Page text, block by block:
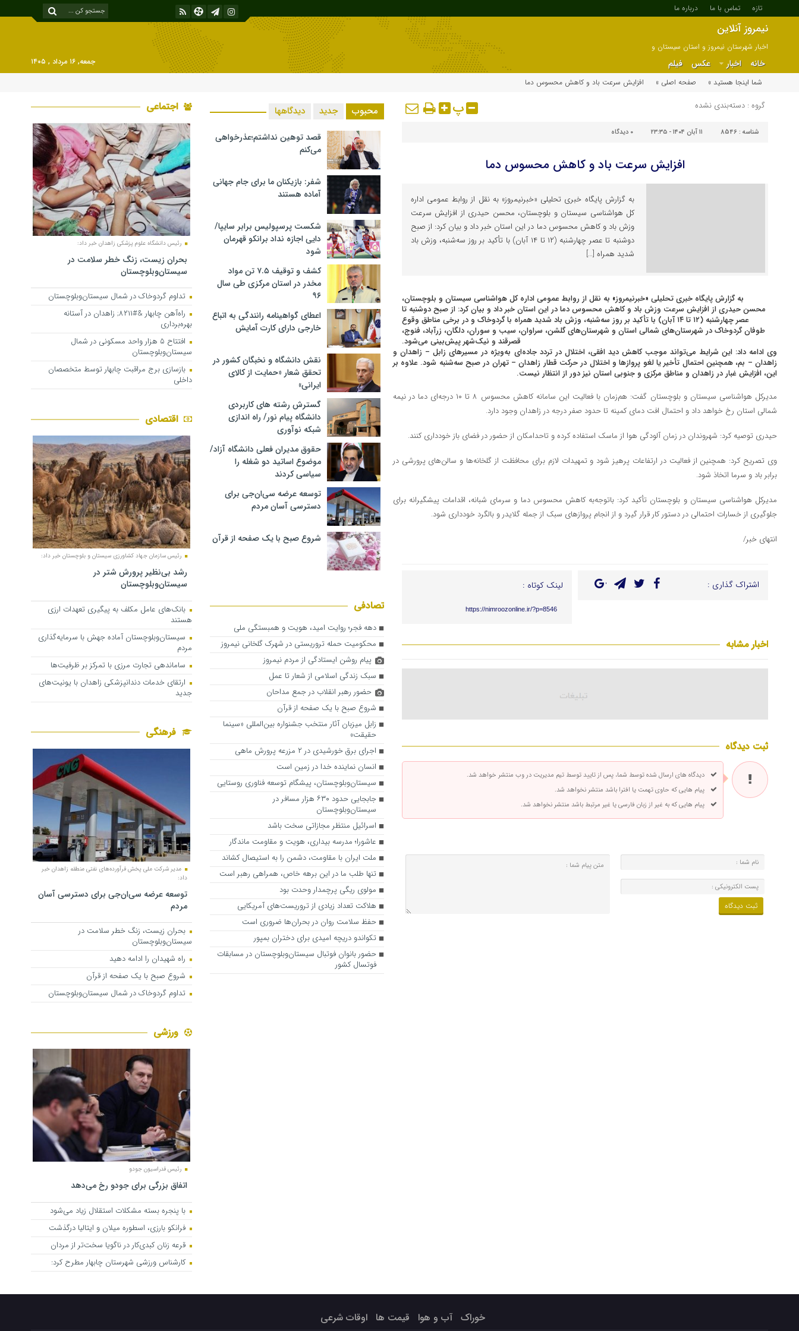
تازه تماس با ما درباره ما
نیمروز آنلاین
اخبار شهرستان نیمروز و استان سیستان و
بلوچستان
خانه اخبار عکس فیلم
جمعه, ۱۶ مرداد , ۱۴۰۵
شما اینجا هستید »
صفحه اصلی » افزایش سرعت باد و کاهش محسوس دما
گروه : دسته‌بندی نشده پ
شناسه : 8546 ۱۱ آبان ۱۴۰۴ - ۲۳:۳۵ ۰ دیدگاه
افزایش سرعت باد و کاهش محسوس دما
به گزارش پایگاه خبری تحلیلی «خبرنیمروز» به نقل از روابط عمومی اداره
کل هواشناسی سیستان و بلوچستان، محسن حیدری از افزایش سرعت
وزش باد و کاهش محسوس دما در این استان خبر داد و بیان کرد: از صبح
دوشنبه تا عصر چهارشنبه (۱۲ تا ۱۴ آبان) با تأکید بر روز سه‌شنبه، وزش باد
شدید همراه […]
به گزارش پایگاه خبری تحلیلی «خبرنیمروز» به نقل از روابط عمومی اداره کل هواشناسی سیستان و بلوچستان،
محسن حیدری از افزایش سرعت وزش باد و کاهش محسوس دما در این استان خبر داد و بیان کرد: از صبح دوشنبه تا
عصر چهارشنبه (۱۲ تا ۱۴ آبان) با تأکید بر روز سه‌شنبه، وزش باد شدید همراه با گردوخاک و در برخی مناطق وقوع
طوفان گردوخاک در شهرستان‌های شمالی استان و شهرستان‌های گلشن، سراوان، سیب و سوران، دلگان، زرآباد، فنوج،
قصرقند و نیک‌شهر پیش‌بینی می‌شود.
وی ادامه داد: این شرایط می‌تواند موجب کاهش دید افقی، اختلال در تردد جاده‌ای به‌ویژه در مسیرهای زابل – زاهدان و
زاهدان – بم، همچنین احتمال تأخیر یا لغو پروازها و اختلال در حرکت قطار زاهدان – تهران در صبح سه‌شنبه شود. علاوه بر
این، افزایش غبار در زاهدان و مناطق مرکزی و جنوبی استان نیز دور از انتظار نیست.
مدیرکل هواشناسی سیستان و بلوچستان گفت: هم‌زمان با فعالیت این سامانه کاهش محسوس ۸ تا ۱۰ درجه‌ای دما در نیمه
شمالی استان رخ خواهد داد و احتمال افت دمای کمینه تا حدود صفر درجه در زاهدان وجود دارد.
حیدری توصیه کرد: شهروندان در زمان آلودگی هوا از ماسک استفاده کرده و تاحدامکان از حضور در فضای باز خودداری کنند.
وی تصریح کرد: همچنین از فعالیت در ارتفاعات پرهیز شود و تمهیدات لازم برای محافظت از گلخانه‌ها و سالن‌های پرورشی در
برابر باد و سرما اتخاذ شود.
مدیرکل هواشناسی سیستان و بلوچستان تأکید کرد: باتوجه‌به کاهش محسوس دما و سرمای شبانه، اقدامات پیشگیرانه برای
جلوگیری از خسارات احتمالی در دستور کار قرار گیرد و از انجام پروازهای سبک از جمله گلایدر و بالگرد خودداری شود.
انتهای خبر/
اشتراک گذاری : لینک کوتاه :
https://nimroozonline.ir/?p=8546
اخبار مشابه
ثبت دیدگاه
دیدگاه های ارسال شده توسط شما، پس از تایید توسط تیم مدیریت در وب منتشر خواهد شد.
پیام هایی که حاوی تهمت یا افترا باشد منتشر نخواهد شد.
پیام هایی که به غیر از زبان فارسی یا غیر مرتبط باشد منتشر نخواهد شد.
محبوب جدید دیدگاهها
قصد توهین نداشتم؛عذرخواهی
می‌کنم
شفر: بازیکنان ما برای جام جهانی
آماده هستند
شکست پرسپولیس برابر سایپا/
دایی اجازه نداد برانکو قهرمان
شود
کشف و توقیف ۷.۵ تن مواد
مخدر در استان مرکزی طی سال
۹۶
اعطای گواهینامه رانندگی به اتباع
خارجی دارای کارت آمایش
نقش دانشگاه و نخبگان کشور در
تحقق شعار «حمایت از کالای
ایرانی»
گسترش رشته های کاربردی
دانشگاه پیام نور/ راه اندازی
شبکه نوآوری
حقوق مدیران فعلی دانشگاه آزاد/
موضوع اساتید دو شغله را
سیاسی کردند
توسعه عرضه سی‌ان‌جی برای
دسترسی آسان مردم
شروع صبح با یک صفحه از قرآن
تصادفی
دهه فجر؛ روایت امید، هویت و همبستگی ملی
محکومیت حمله تروریستی در شهرک گلخانی نیمروز
پیام روشن ایستادگی از مردم نیمروز
سبک زندگی اسلامی از شعار تا عمل
حضور رهبر انقلاب در جمع مداحان
شروع صبح با یک صفحه از قرآن
زابل میزبان آثار منتخب جشنواره بین‌المللی «سینما
حقیقت»
اجرای برق خورشیدی در ۲ مزرعه پرورش ماهی
انسان نماینده خدا در زمین است
سیستان‌وبلوچستان، پیشگام توسعه فناوری روستایی
جابجایی حدود ۶۳۰ هزار مسافر در
سیستان‌وبلوچستان
اسرائیل منتظر مجازاتی سخت باشد
عاشورا؛ مدرسه بیداری، هویت و مقاومت ماندگار
ملت ایران با مقاومت، دشمن را به استیصال کشاند
تنها طلب ما در این برهه خاص، همراهی رهبر است
مولوی ریگی پرچمدار وحدت بود
هلاکت تعداد زیادی از تروریست‌های آمریکایی
حفظ سلامت روان در بحران‌ها ضروری است
تکواندو دریچه امیدی برای دختران بمپور
حضور بانوان فوتبال سیستان‌وبلوچستان در مسابقات
فوتسال کشور
اجتماعی
رئیس دانشگاه علوم پزشکی زاهدان خبر داد:
بحران زیست، زنگ خطر سلامت در
سیستان‌وبلوچستان
تداوم گردوخاک در شمال سیستان‌وبلوچستان
راه‌آهن چابهار &#۸۲۱۱; زاهدان در آستانه
بهره‌برداری
افتتاح ۵ هزار واحد مسکونی در شمال
سیستان‌وبلوچستان
بازسازی برج مراقبت چابهار توسط متخصصان
داخلی
اقتصادی
رئیس سازمان جهاد کشاورزی سیستان و بلوچستان خبر داد:
رشد بی‌نظیر پرورش شتر در
سیستان‌وبلوچستان
بانک‌های عامل مکلف به پیگیری تعهدات ارزی
هستند
سیستان‌وبلوچستان آماده جهش با سرمایه‌گذاری
مردم
ساماندهی تجارت مرزی با تمرکز بر ظرفیت‌ها
ارتقای خدمات دندانپزشکی زاهدان با یونیت‌های
جدید
فرهنگی
مدیر شرکت ملی پخش فرآورده‌های نفتی منطقه زاهدان خبر
داد:
توسعه عرضه سی‌ان‌جی برای دسترسی آسان
مردم
بحران زیست، زنگ خطر سلامت در
سیستان‌وبلوچستان
راه شهیدان را ادامه دهید
شروع صبح با یک صفحه از قرآن
تداوم گردوخاک در شمال سیستان‌وبلوچستان
ورزشی
رئیس فدراسیون جودو
اتفاق بزرگی برای جودو رخ می‌دهد
با پنجره بسته مشکلات استقلال زیاد می‌شود
فرانکو بارزی، اسطوره میلان و ایتالیا درگذشت
قرعه زنان کبدی‌کار در ناگویا سخت‌تر از مردان
کارشناس ورزشی شهرستان چابهار مطرح کرد:
خوراک آب و هوا قیمت ها اوقات شرعی